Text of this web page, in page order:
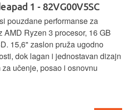
1 - 82VG00V5SC
pouzdane performanse za
Ryzen 3 procesor, 16 GB
15,6" zaslon pruža ugodno
dok lagan i jednostavan dizajn
učenje, posao i osnovnu